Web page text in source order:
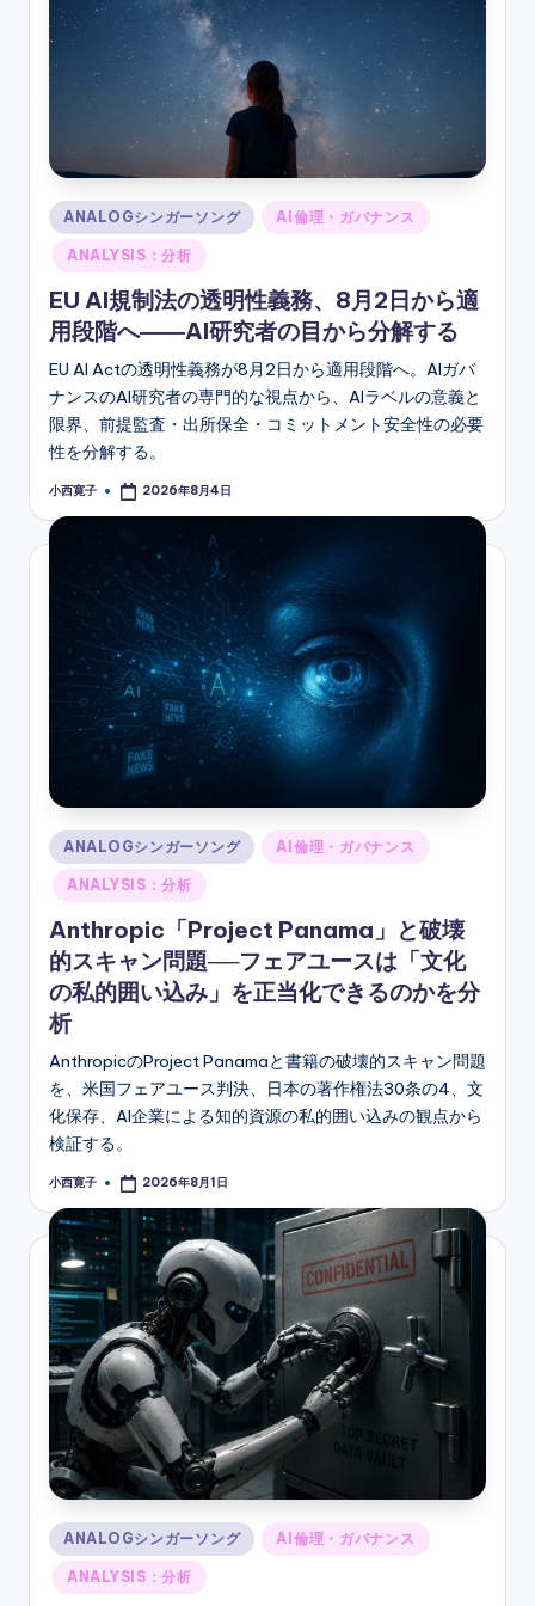
Posted
in
ANALOGシンガーソング AI倫理・ガバナンス
ANALYSIS：分析
EU AI規制法の透明性義務、8月2日から適
用段階へ――AI研究者の目から分解する
EU AI Actの透明性義務が8月2日から適用段階へ。AIガバ
ナンスのAI研究者の専門的な視点から、AIラベルの意義と
限界、前提監査・出所保全・コミットメント安全性の必要
性を分解する。
Posted
小西寛子 2026年8月4日
Posted
in
ANALOGシンガーソング AI倫理・ガバナンス
ANALYSIS：分析
Anthropic「Project Panama」と破壊
的スキャン問題──フェアユースは「文化
の私的囲い込み」を正当化できるのかを分
析
AnthropicのProject Panamaと書籍の破壊的スキャン問題
を、米国フェアユース判決、日本の著作権法30条の4、文
化保存、AI企業による知的資源の私的囲い込みの観点から
検証する。
Posted
小西寛子 2026年8月1日
Posted
in
ANALOGシンガーソング AI倫理・ガバナンス
ANALYSIS：分析